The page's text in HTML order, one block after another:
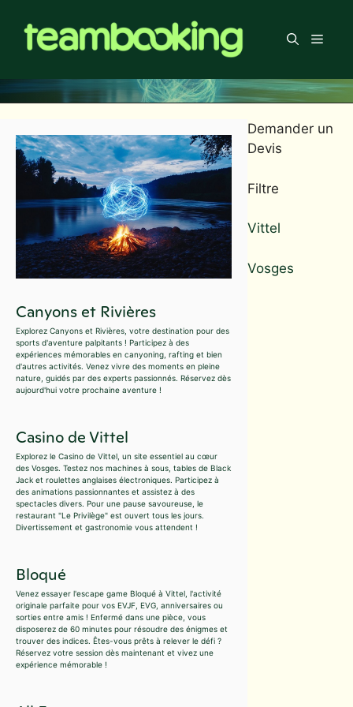
contenu
Menu
Canyons et Rivières
Explorez Canyons et Rivières, votre destination pour des
sports d'aventure palpitants ! Participez à des
expériences mémorables en canyoning, rafting et bien
d'autres activités. Venez vivre des moments en pleine
nature, guidés par des experts passionnés. Réservez dès
aujourd'hui votre prochaine aventure !
Casino de Vittel
Explorez le Casino de Vittel, un site essentiel au cœur
des Vosges. Testez nos machines à sous, tables de Black
Jack et roulettes anglaises électroniques. Participez à
des animations passionnantes et assistez à des
spectacles divers. Pour une pause savoureuse, le
restaurant "Le Privilège" est ouvert tous les jours.
Divertissement et gastronomie vous attendent !
Bloqué
Venez essayer l'escape game Bloqué à Vittel, l'activité
originale parfaite pour vos EVJF, EVG, anniversaires ou
sorties entre amis ! Enfermé dans une pièce, vous
disposerez de 60 minutes pour résoudre des énigmes et
trouver des indices. Êtes-vous prêts à relever le défi ?
Réservez votre session dès maintenant et vivez une
expérience mémorable !
Demander un
Devis
Filtre
Vittel
Vosges